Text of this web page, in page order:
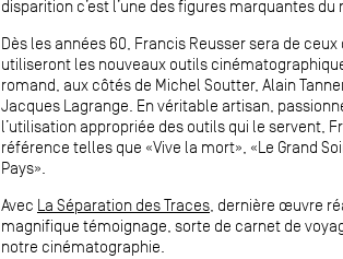
disparition c’est l’une des figures marquantes du
Dès les années 60, Francis Reusser sera de
utiliseront les nouveaux outils
romand, aux côtés de Michel Soutter, Alain
Jacques Lagrange. En véritable artisan,
l’utilisation appropriée des outils qui le servent,
référence telles que «Vive la mort», «Le Grand
Pays».
Avec La Séparation des Traces , dernière œuvre
magnifique témoignage, sorte de carnet de
notre cinématographie.